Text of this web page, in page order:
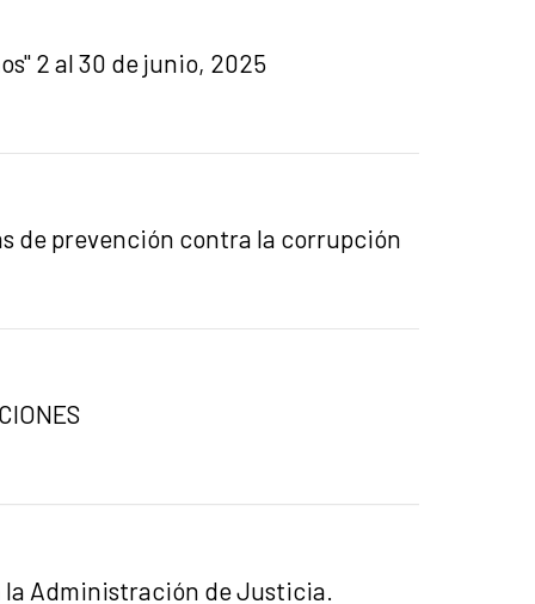
2 al 30 de junio, 2025
de prevención contra la corrupción
la Administración de Justicia.